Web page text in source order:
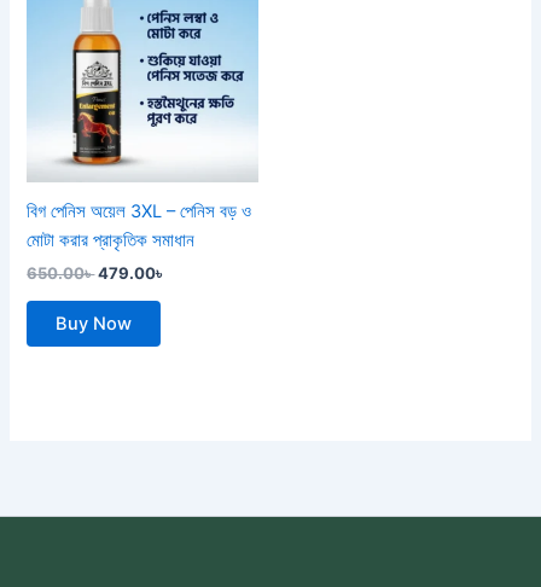
বিগ পেনিস অয়েল 3XL – পেনিস বড় ও
মোটা করার প্রাকৃতিক সমাধান
650.00৳
650.00৳ .
479.00৳
479.00৳ .
Buy Now